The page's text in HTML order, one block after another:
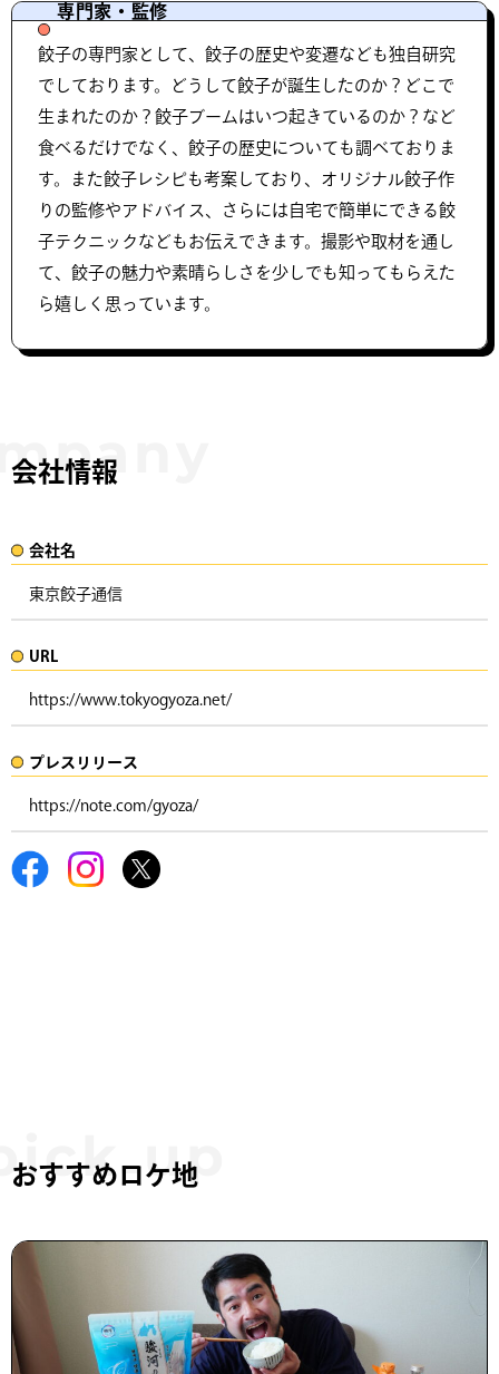
専門家・監修
餃子の専門家として、餃子の歴史や変遷なども独自研究
でしております。どうして餃子が誕生したのか？どこで
生まれたのか？餃子ブームはいつ起きているのか？など
食べるだけでなく、餃子の歴史についても調べておりま
す。また餃子レシピも考案しており、オリジナル餃子作
りの監修やアドバイス、さらには自宅で簡単にできる餃
子テクニックなどもお伝えできます。撮影や取材を通し
て、餃子の魅力や素晴らしさを少しでも知ってもらえた
ら嬉しく思っています。
会社情報
会社名​
東京餃子通信
URL
https://www.tokyogyoza.net/
プレスリリース​​​
https://note.com/gyoza/
おすすめロケ地